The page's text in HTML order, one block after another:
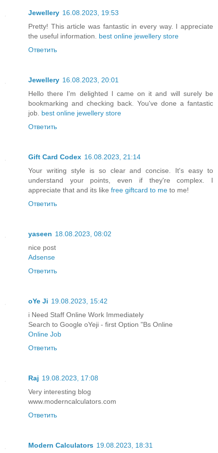
Jewellery 16.08.2023, 19:53
Pretty! This article was fantastic in every way. I appreciate
the useful information. best online jewellery store
Ответить
Jewellery 16.08.2023, 20:01
Hello there I'm delighted I came on it and will surely be
bookmarking and checking back. You've done a fantastic
job. best online jewellery store
Ответить
Gift Card Codex 16.08.2023, 21:14
Your writing style is so clear and concise. It's easy to
understand your points, even if they're complex. I
appreciate that and its like free giftcard to me to me!
Ответить
yaseen 18.08.2023, 08:02
nice post
Adsense
Ответить
oYe Ji 19.08.2023, 15:42
i Need Staff Online Work Immediately
Search to Google oYeji - first Option "Bs Online
Online Job
Ответить
Raj 19.08.2023, 17:08
Very interesting blog
www.moderncalculators.com
Ответить
Modern Calculators 19.08.2023, 18:31